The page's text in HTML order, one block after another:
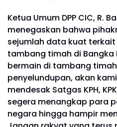
Ketua Umum DPP CIC, R.
menegaskan bahwa
sejumlah data kuat
tambang timah di Bangka
bermain di tambang
penyelundupan, akan
mendesak Satgas KPH,
segera menangkap para
negara hingga hampir